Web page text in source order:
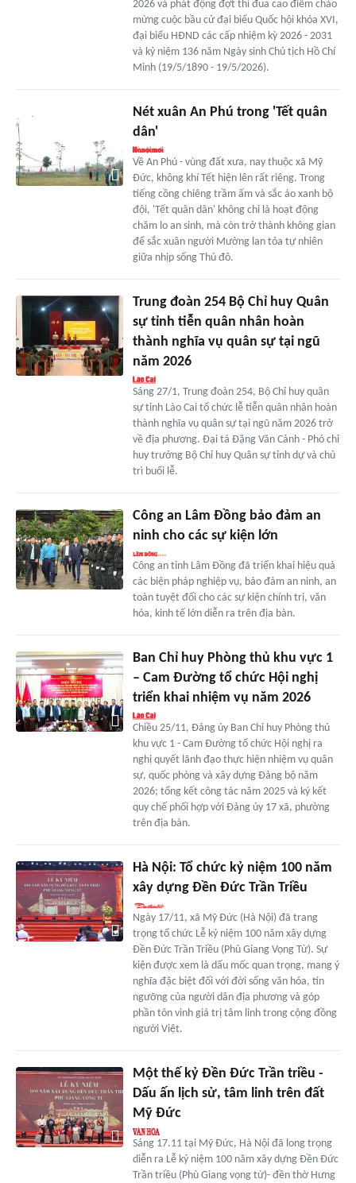
2026 và phát động đợt thi đua cao điểm chào
mừng cuộc bầu cử đại biểu Quốc hội khóa XVI,
đại biểu HĐND các cấp nhiệm kỳ 2026 - 2031
và kỷ niệm 136 năm Ngày sinh Chủ tịch Hồ Chí
Minh (19/5/1890 - 19/5/2026).
Nét xuân An Phú trong 'Tết quân
dân'
Về An Phú - vùng đất xưa, nay thuộc xã Mỹ
Đức, không khí Tết hiện lên rất riêng. Trong
tiếng cồng chiêng trầm ấm và sắc áo xanh bộ
đội, 'Tết quân dân' không chỉ là hoạt động
chăm lo an sinh, mà còn trở thành không gian
để sắc xuân người Mường lan tỏa tự nhiên
giữa nhịp sống Thủ đô.
Trung đoàn 254 Bộ Chỉ huy Quân
sự tỉnh tiễn quân nhân hoàn
thành nghĩa vụ quân sự tại ngũ
năm 2026
Sáng 27/1, Trung đoàn 254, Bộ Chỉ huy quân
sự tỉnh Lào Cai tổ chức lễ tiễn quân nhân hoàn
thành nghĩa vụ quân sự tại ngũ năm 2026 trở
về địa phương. Đại tá Đặng Văn Cảnh - Phó chỉ
huy trưởng Bộ Chỉ huy Quân sự tỉnh dự và chủ
trì buổi lễ.
Công an Lâm Đồng bảo đảm an
ninh cho các sự kiện lớn
Công an tỉnh Lâm Đồng đã triển khai hiệu quả
các biện pháp nghiệp vụ, bảo đảm an ninh, an
toàn tuyệt đối cho các sự kiện chính trị, văn
hóa, kinh tế lớn diễn ra trên địa bàn.
Ban Chỉ huy Phòng thủ khu vực 1
– Cam Đường tổ chức Hội nghị
triển khai nhiệm vụ năm 2026
Chiều 25/11, Đảng ủy Ban Chỉ huy Phòng thủ
khu vực 1 - Cam Đường tổ chức Hội nghị ra
nghị quyết lãnh đạo thực hiện nhiệm vụ quân
sự, quốc phòng và xây dựng Đảng bộ năm
2026; tổng kết công tác năm 2025 và ký kết
quy chế phối hợp với Đảng ủy 17 xã, phường
trên địa bàn.
Hà Nội: Tổ chức kỷ niệm 100 năm
xây dựng Đền Đức Trần Triều
Ngày 17/11, xã Mỹ Đức (Hà Nội) đã trang
trọng tổ chức Lễ kỷ niệm 100 năm xây dựng
Đền Đức Trần Triều (Phù Giang Vọng Từ). Sự
kiện được xem là dấu mốc quan trọng, mang ý
nghĩa đặc biệt đối với đời sống văn hóa, tín
ngưỡng của người dân địa phương và góp
phần tôn vinh giá trị tâm linh trong cộng đồng
người Việt.
Một thế kỷ Đền Đức Trần triều -
Dấu ấn lịch sử, tâm linh trên đất
Mỹ Đức
Sáng 17.11 tại Mỹ Đức, Hà Nội đã long trọng
diễn ra Lễ kỷ niệm 100 năm xây dựng Đền Đức
Trần triều (Phù Giang vọng từ)- đền thờ Hưng